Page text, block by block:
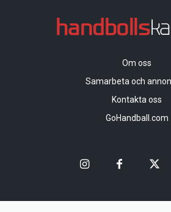
Om oss
Samarbeta och
Kontakta oss
GoHandball.com